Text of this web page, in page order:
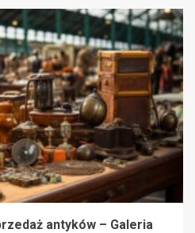
antyków – Galeria